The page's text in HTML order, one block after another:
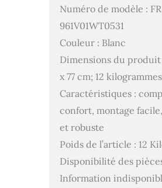
Numéro de modèle :
961V01WT0531
Couleur : Blanc
Dimensions du produit
x 77 cm; 12 kilogrammes
Caractéristiques :
confort, montage
et robuste
Poids de l’article : 12
Disponibilité des
Information